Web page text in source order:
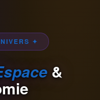
✦
&